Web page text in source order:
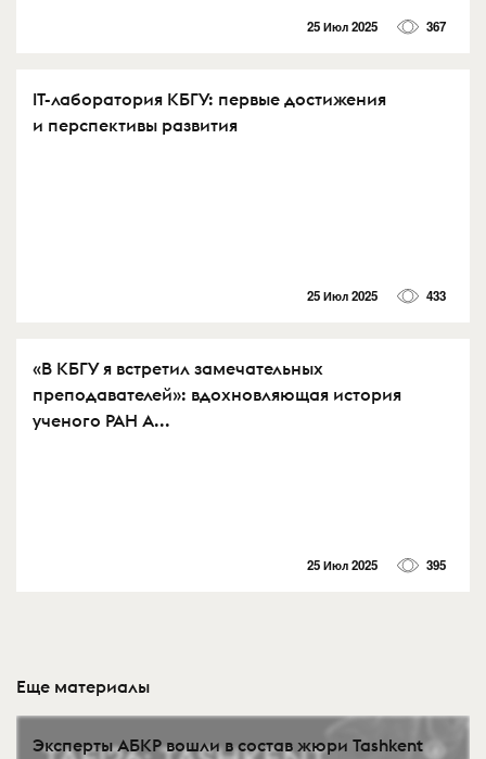
25 Июл 2025 367
IT-лаборатория КБГУ: первые достижения
и перспективы развития
25 Июл 2025 433
«В КБГУ я встретил замечательных
преподавателей»: вдохновляющая история
ученого РАН А...
25 Июл 2025 395
Еще материалы
Эксперты АБКР вошли в состав жюри Tashkent